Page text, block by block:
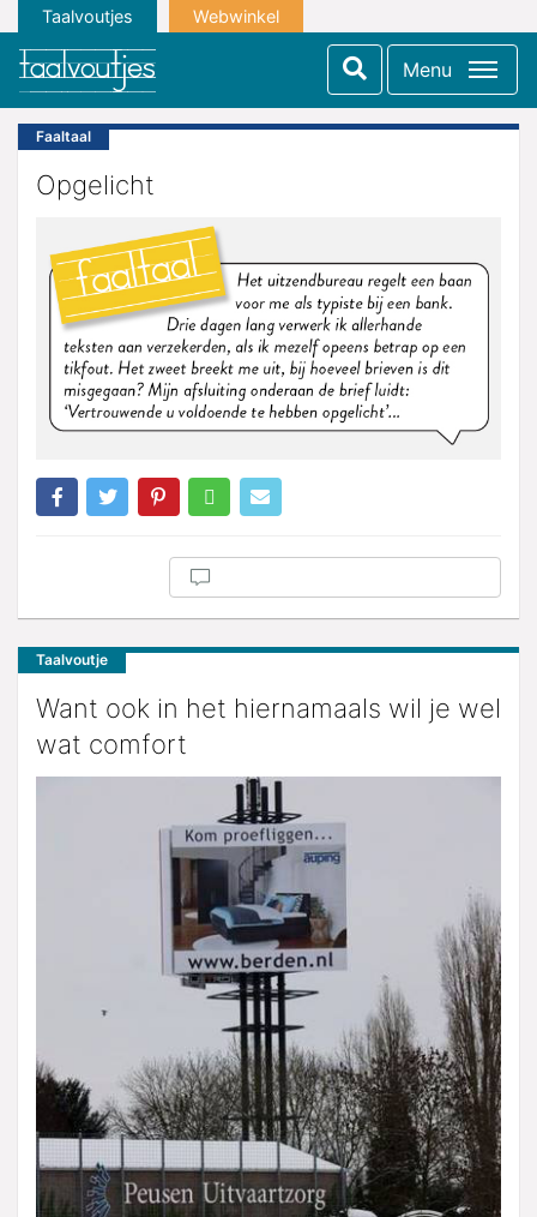
Taalvoutjes Webwinkel
Menu
Faaltaal
Opgelicht
Taalvoutje
Want ook in het hiernamaals wil je wel
wat comfort